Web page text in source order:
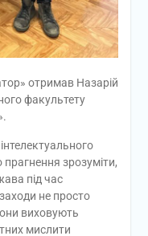
отримав Назарій
факультету
зрозуміти,
під час
не просто
виховують
мислити